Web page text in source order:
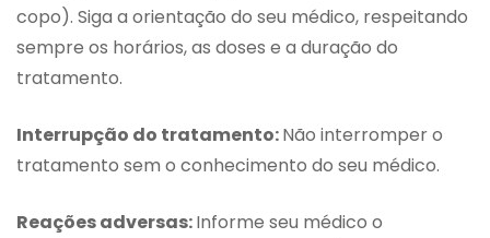
copo). Siga a orientação do seu médico, respeitando
sempre os horários, as doses e a duração do
tratamento.
Interrupção do tratamento:Não interromper o
tratamento sem o conhecimento do seu médico.
Reações adversas:Informe seu médico o